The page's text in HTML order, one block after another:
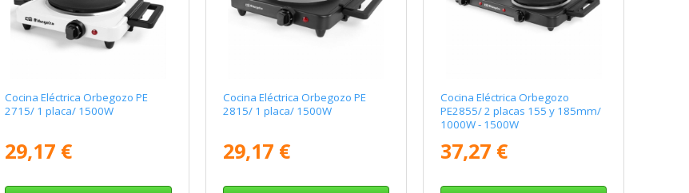
Cocina Eléctrica Orbegozo PE
2715/ 1 placa/ 1500W
29,17 €
Cocina Eléctrica Orbegozo PE
2815/ 1 placa/ 1500W
29,17 €
Cocina Eléctrica Orbegozo
PE2855/ 2 placas 155 y 185mm/
1000W - 1500W
37,27 €